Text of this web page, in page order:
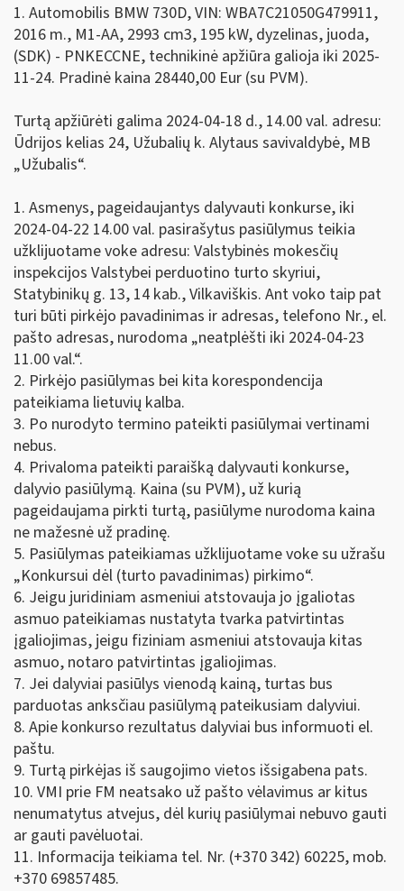
1. Automobilis BMW 730D, VIN: WBA7C21050G479911,
2016 m., M1-AA, 2993 cm3, 195 kW, dyzelinas, juoda,
(SDK) - PNKECCNE, technikinė apžiūra galioja iki 2025-
11-24. Pradinė kaina 28440,00 Eur (su PVM).
Turtą apžiūrėti galima 2024-04-18 d., 14.00 val. adresu:
Ūdrijos kelias 24, Užubalių k. Alytaus savivaldybė, MB
„Užubalis“.
1. Asmenys, pageidaujantys dalyvauti konkurse, iki
2024-04-22 14.00 val. pasirašytus pasiūlymus teikia
užklijuotame voke adresu: Valstybinės mokesčių
inspekcijos Valstybei perduotino turto skyriui,
Statybinikų g. 13, 14 kab., Vilkaviškis. Ant voko taip pat
turi būti pirkėjo pavadinimas ir adresas, telefono Nr., el.
pašto adresas, nurodoma „neatplėšti iki 2024-04-23
11.00 val.“.
2. Pirkėjo pasiūlymas bei kita korespondencija
pateikiama lietuvių kalba.
3. Po nurodyto termino pateikti pasiūlymai vertinami
nebus.
4. Privaloma pateikti paraišką dalyvauti konkurse,
dalyvio pasiūlymą. Kaina (su PVM), už kurią
pageidaujama pirkti turtą, pasiūlyme nurodoma kaina
ne mažesnė už pradinę.
5. Pasiūlymas pateikiamas užklijuotame voke su užrašu
„Konkursui dėl (turto pavadinimas) pirkimo“.
6. Jeigu juridiniam asmeniui atstovauja jo įgaliotas
asmuo pateikiamas nustatyta tvarka patvirtintas
įgaliojimas, jeigu fiziniam asmeniui atstovauja kitas
asmuo, notaro patvirtintas įgaliojimas.
7. Jei dalyviai pasiūlys vienodą kainą, turtas bus
parduotas anksčiau pasiūlymą pateikusiam dalyviui.
8. Apie konkurso rezultatus dalyviai bus informuoti el.
paštu.
9. Turtą pirkėjas iš saugojimo vietos išsigabena pats.
10. VMI prie FM neatsako už pašto vėlavimus ar kitus
nenumatytus atvejus, dėl kurių pasiūlymai nebuvo gauti
ar gauti pavėluotai.
11. Informacija teikiama tel. Nr. (+370 342) 60225, mob.
+370 69857485.